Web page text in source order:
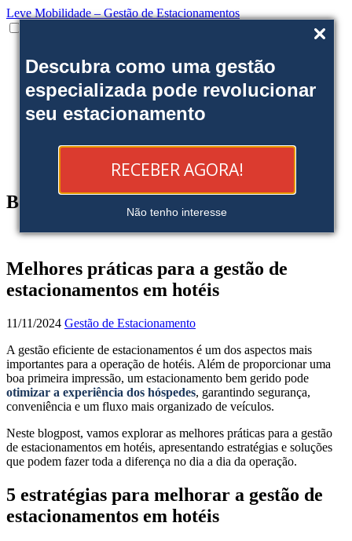
Descubra como uma gestão
especializada pode revolucionar
seu estacionamento
RECEBER AGORA!
Não tenho interesse
Leve Mobilidade – Gestão de Estacionamentos
Onde estamos
Nossas soluções
Clientes
Fale Conosco
Reserve sua Vaga
Blog
Melhores práticas para a gestão de
estacionamentos em hotéis
11/11/2024 Gestão de Estacionamento
A gestão eficiente de estacionamentos é um dos aspectos mais
importantes para a operação de hotéis. Além de proporcionar uma
boa primeira impressão, um estacionamento bem gerido pode
otimizar a experiência dos hóspedes, garantindo segurança,
conveniência e um fluxo mais organizado de veículos.
Neste blogpost, vamos explorar as melhores práticas para a gestão
de estacionamentos em hotéis, apresentando estratégias e soluções
que podem fazer toda a diferença no dia a dia da operação.
5 estratégias para melhorar a gestão de
estacionamentos em hotéis